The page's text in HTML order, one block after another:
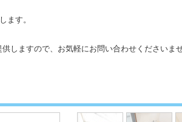
ます。
しますので、お気軽にお問い合わせくださいま